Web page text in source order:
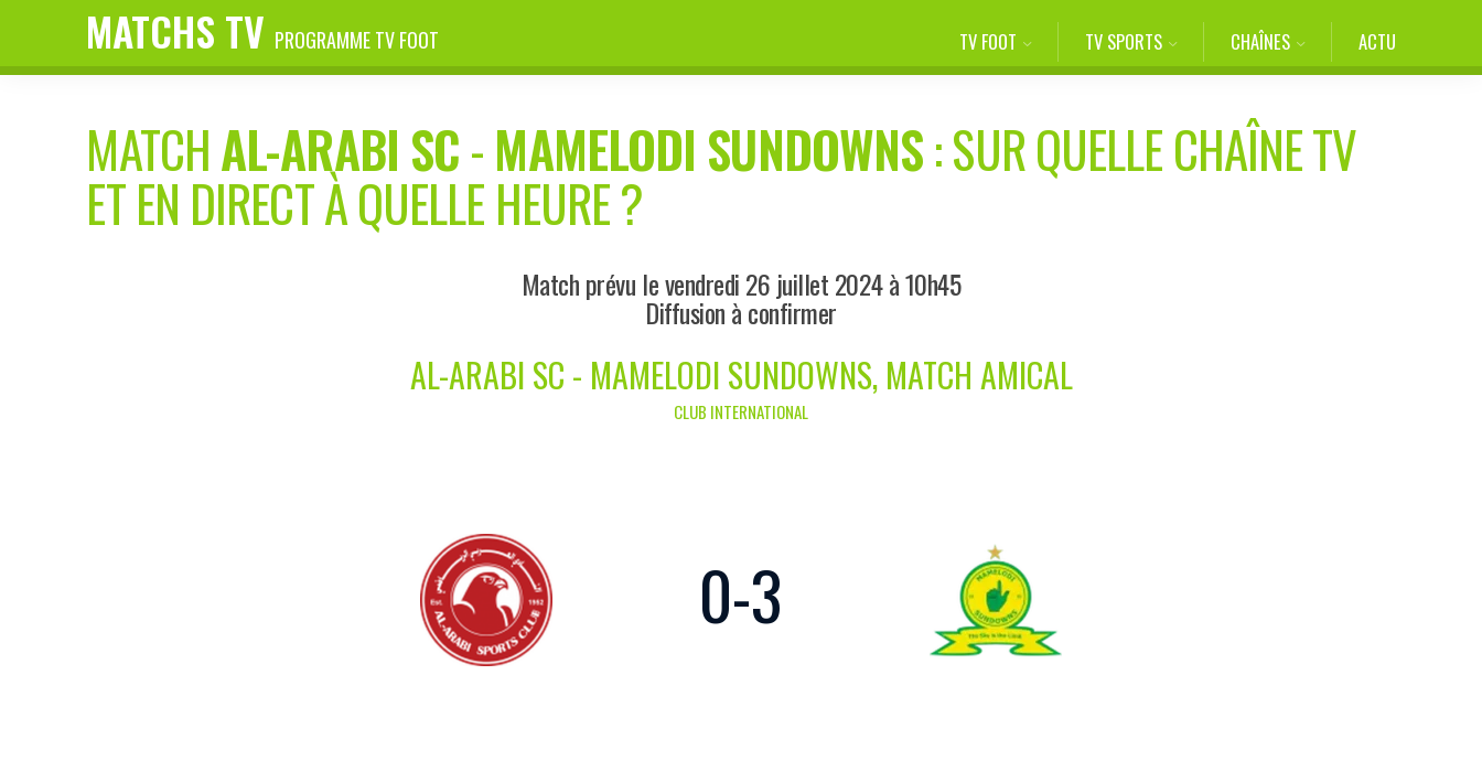
MATCHS TV PROGRAMME TV FOOT TV FOOT TV SPORTS CHAÎNES ACTU
MATCHAL-ARABI SC-MAMELODI SUNDOWNS: SUR QUELLE CHAÎNE TV
ET EN DIRECT À QUELLE HEURE ?
Match prévu le vendredi 26 juillet 2024 à 10h45
Diffusion à confirmer
AL-ARABI SC - MAMELODI SUNDOWNS, MATCH AMICAL
CLUB INTERNATIONAL
0-3